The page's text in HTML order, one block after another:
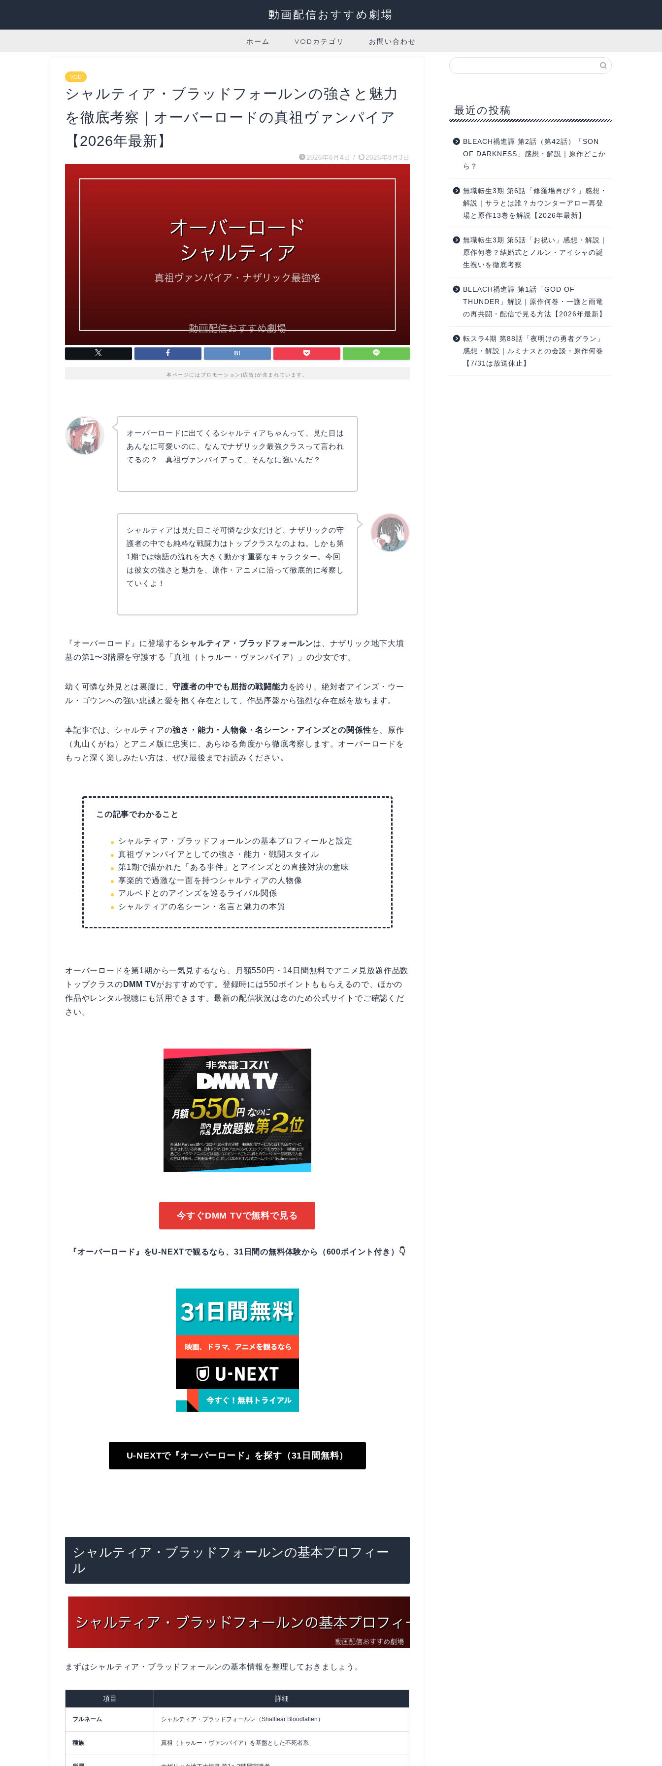
動画配信おすすめ劇場
ホーム VODカテゴリ お問い合わせ
VOD
シャルティア・ブラッドフォールンの強さと魅力
を徹底考察｜オーバーロードの真祖ヴァンパイア
【2026年最新】
2026年6月4日 / 2026年8月3日
本ページにはプロモーション(広告)が含まれています。
オーバーロードに出てくるシャルティアちゃんって、見た目は
あんなに可愛いのに、なんでナザリック最強クラスって言われ
てるの？ 真祖ヴァンパイアって、そんなに強いんだ？
シャルティアは見た目こそ可憐な少女だけど、ナザリックの守
護者の中でも純粋な戦闘力はトップクラスなのよね。しかも第
1期では物語の流れを大きく動かす重要なキャラクター。今回
は彼女の強さと魅力を、原作・アニメに沿って徹底的に考察し
ていくよ！
『オーバーロード』に登場する シャルティア・ブラッドフォールンは、ナザリック地下大墳
墓の第1〜3階層を守護する「真祖（トゥルー・ヴァンパイア）」の少女です。
幼く可憐な外見とは裏腹に、守護者の中でも屈指の戦闘能力 を誇り、絶対者アインズ・ウー
ル・ゴウンへの強い忠誠と愛を抱く存在として、作品序盤から強烈な存在感を放ちます。
本記事では、シャルティアの強さ・能力・人物像・名シーン・アインズとの関係性を、原作
（丸山くがね）とアニメ版に忠実に、あらゆる角度から徹底考察します。オーバーロードを
もっと深く楽しみたい方は、ぜひ最後までお読みください。
この記事でわかること
シャルティア・ブラッドフォールンの基本プロフィールと設定
真祖ヴァンパイアとしての強さ・能力・戦闘スタイル
第1期で描かれた「ある事件」とアインズとの直接対決の意味
享楽的で過激な一面を持つシャルティアの人物像
アルベドとのアインズを巡るライバル関係
シャルティアの名シーン・名言と魅力の本質
オーバーロードを第1期から一気見するなら、月額550円・14日間無料でアニメ見放題作品数
トップクラスの DMM TVがおすすめです。登録時には550ポイントももらえるので、ほかの
作品やレンタル視聴にも活用できます。最新の配信状況は念のため公式サイトでご確認くだ
さい。
今すぐDMM TVで無料で見る
『オーバーロード』をU-NEXTで観るなら、31日間の無料体験から（600ポイント付き）👇
U-NEXTで『オーバーロード』を探す（31日間無料）
シャルティア・ブラッドフォールンの基本プロフィー
ル
まずはシャルティア・ブラッドフォールンの基本情報を整理しておきましょう。
項目 詳細
フルネーム シャルティア・ブラッドフォールン（Shalltear Bloodfallen）
種族 真祖（トゥルー・ヴァンパイア）を基盤とした不死者系
最近の投稿
BLEACH禍進譚 第2話（第42話）「SON
OF DARKNESS」感想・解説｜原作どこか
ら？
無職転生3期 第6話「修羅場再び？」感想・
解説｜サラとは誰？カウンターアロー再登
場と原作13巻を解説【2026年最新】
無職転生3期 第5話「お祝い」感想・解説｜
原作何巻？結婚式とノルン・アイシャの誕
生祝いを徹底考察
BLEACH禍進譚 第1話「GOD OF
THUNDER」解説｜原作何巻・一護と雨竜
の再共闘・配信で見る方法【2026年最新】
転スラ4期 第88話「夜明けの勇者グラン」
感想・解説｜ルミナスとの会談・原作何巻
【7/31は放送休止】